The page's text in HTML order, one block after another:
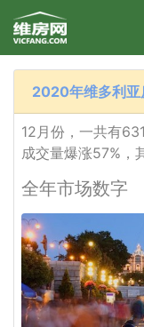
2020年维多利亚
12月份，一共有
成交量爆涨57%，
全年市场数字